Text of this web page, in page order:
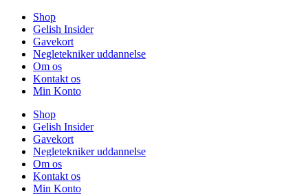
Shop
Gelish Insider
Gavekort
Negletekniker uddannelse
Om os
Kontakt os
Min Konto
Shop
Gelish Insider
Gavekort
Negletekniker uddannelse
Om os
Kontakt os
Min Konto